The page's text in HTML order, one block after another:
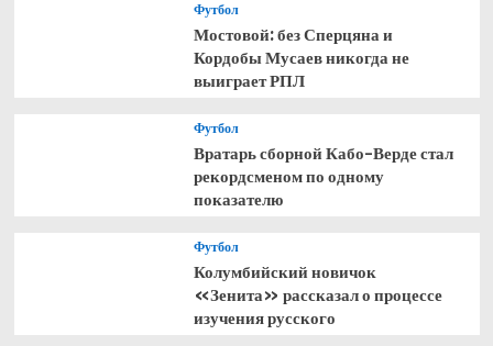
Футбол
Мостовой: без Сперцяна и
Кордобы Мусаев никогда не
выиграет РПЛ
Футбол
Вратарь сборной Кабо-Верде стал
рекордсменом по одному
показателю
Футбол
Колумбийский новичок
«Зенита» рассказал о процессе
изучения русского